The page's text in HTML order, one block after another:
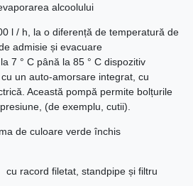
alcoolului
l / h, la o diferență de temperatură de
admisie și evacuare
7 ° C până la 85 ° C dispozitiv
un auto-amorsare integrat, cu
Această pompă permite bolțurile
(de exemplu, cutii).
de culoare verde închis
racord filetat, standpipe și filtru